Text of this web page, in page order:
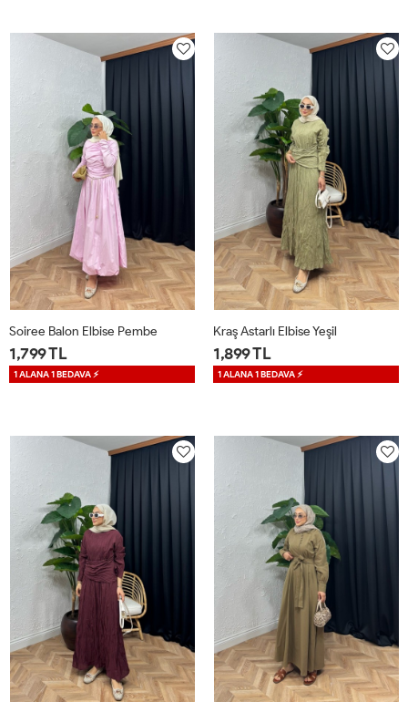
36 38 40 42
Soiree Balon Elbise Pembe
1,799 TL
1 ALANA 1 BEDAVA ⚡
S M L XL
Kraş Astarlı Elbise Yeşil
1,899 TL
1 ALANA 1 BEDAVA ⚡